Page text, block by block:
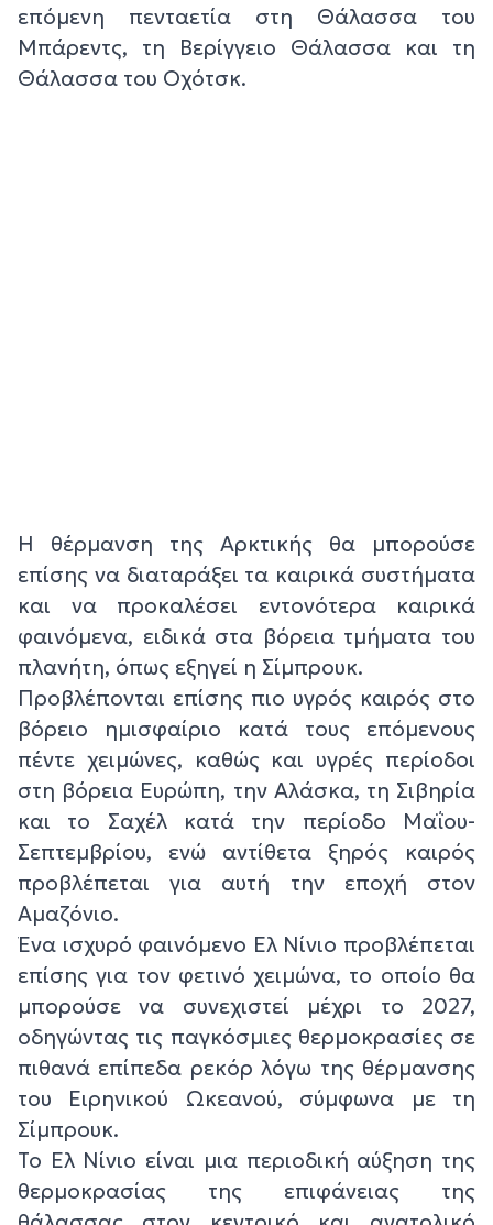
επόμενη πενταετία στη Θάλασσα του
Μπάρεντς, τη Βερίγγειο Θάλασσα και τη
Θάλασσα του Οχότσκ.
Η θέρμανση της Αρκτικής θα μπορούσε
επίσης να διαταράξει τα καιρικά συστήματα
και να προκαλέσει εντονότερα καιρικά
φαινόμενα, ειδικά στα βόρεια τμήματα του
πλανήτη, όπως εξηγεί η Σίμπρουκ.
Προβλέπονται επίσης πιο υγρός καιρός στο
βόρειο ημισφαίριο κατά τους επόμενους
πέντε χειμώνες, καθώς και υγρές περίοδοι
στη βόρεια Ευρώπη, την Αλάσκα, τη Σιβηρία
και το Σαχέλ κατά την περίοδο Μαΐου-
Σεπτεμβρίου, ενώ αντίθετα ξηρός καιρός
προβλέπεται για αυτή την εποχή στον
Αμαζόνιο.
Ένα ισχυρό φαινόμενο Ελ Νίνιο προβλέπεται
επίσης για τον φετινό χειμώνα, το οποίο θα
μπορούσε να συνεχιστεί μέχρι το 2027,
οδηγώντας τις παγκόσμιες θερμοκρασίες σε
πιθανά επίπεδα ρεκόρ λόγω της θέρμανσης
του Ειρηνικού Ωκεανού, σύμφωνα με τη
Σίμπρουκ.
Το Ελ Νίνιο είναι μια περιοδική αύξηση της
θερμοκρασίας της επιφάνειας της